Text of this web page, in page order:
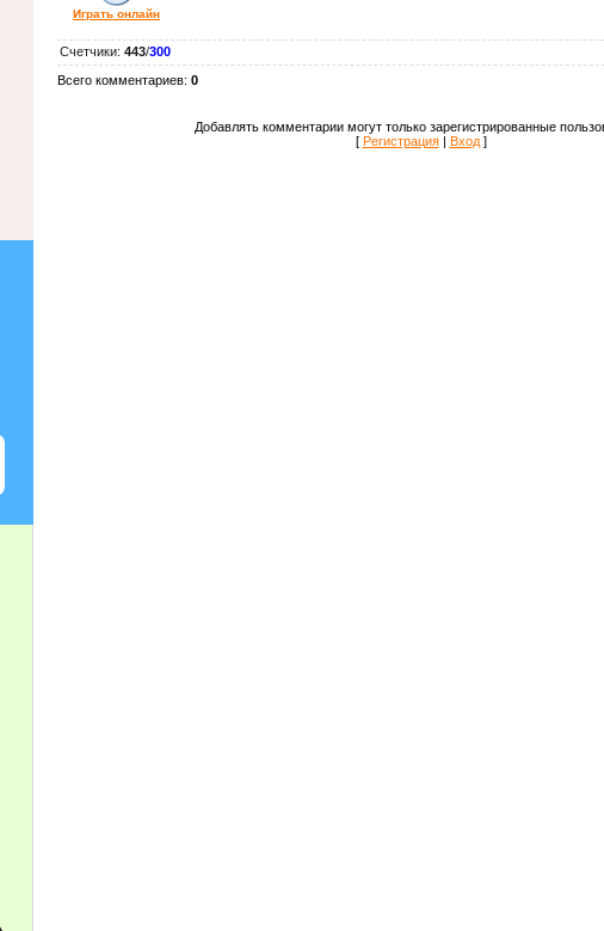
Играть онлайн
Счетчики: 443/300
Всего комментариев: 0
Добавлять комментарии могут только зарегистрированные
[ Регистрация| Вход]